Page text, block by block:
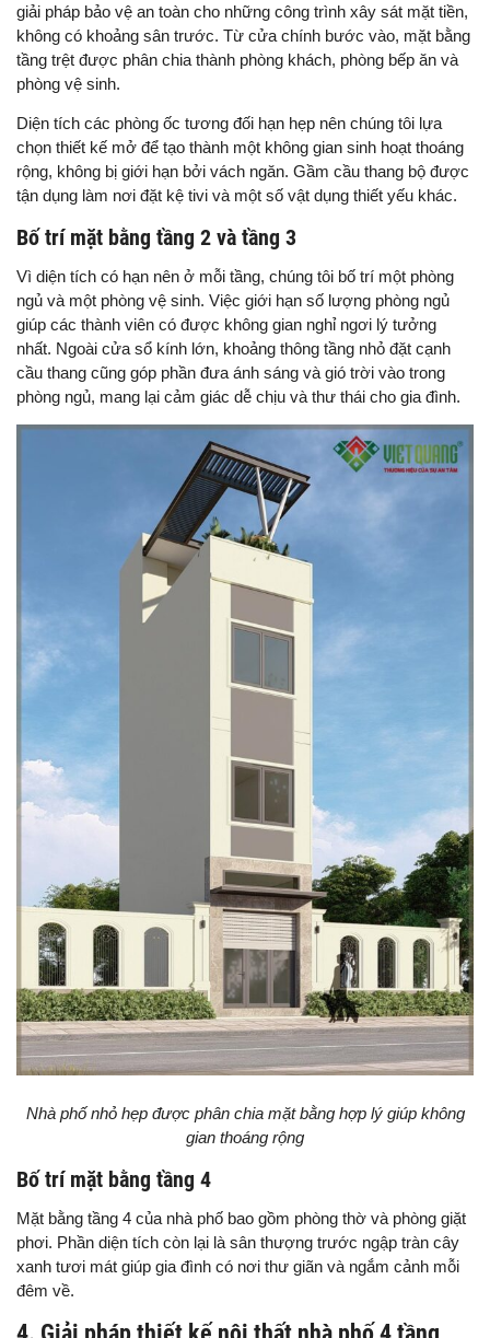
giải pháp bảo vệ an toàn cho những công trình xây sát mặt tiền,
không có khoảng sân trước. Từ cửa chính bước vào, mặt bằng
tầng trệt được phân chia thành phòng khách, phòng bếp ăn và
phòng vệ sinh.
Diện tích các phòng ốc tương đối hạn hẹp nên chúng tôi lựa
chọn thiết kế mở để tạo thành một không gian sinh hoạt thoáng
rộng, không bị giới hạn bởi vách ngăn. Gầm cầu thang bộ được
tận dụng làm nơi đặt kệ tivi và một số vật dụng thiết yếu khác.
Bố trí mặt bằng tầng 2 và tầng 3
Vì diện tích có hạn nên ở mỗi tầng, chúng tôi bố trí một phòng
ngủ và một phòng vệ sinh. Việc giới hạn số lượng phòng ngủ
giúp các thành viên có được không gian nghỉ ngơi lý tưởng
nhất. Ngoài cửa sổ kính lớn, khoảng thông tầng nhỏ đặt cạnh
cầu thang cũng góp phần đưa ánh sáng và gió trời vào trong
phòng ngủ, mang lại cảm giác dễ chịu và thư thái cho gia đình.
Nhà phố nhỏ hẹp được phân chia mặt bằng hợp lý giúp không
gian thoáng rộng
Bố trí mặt bằng tầng 4
Mặt bằng tầng 4 của nhà phố bao gồm phòng thờ và phòng giặt
phơi. Phần diện tích còn lại là sân thượng trước ngập tràn cây
xanh tươi mát giúp gia đình có nơi thư giãn và ngắm cảnh mỗi
đêm về.